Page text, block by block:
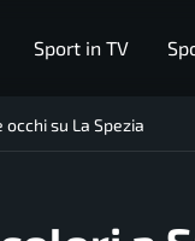
Sport in TV
su La Spezia